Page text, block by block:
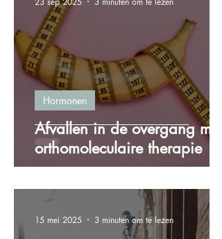
Afvallen in de overgang met
orthomoleculaire therapie
Hormonen
15 mei 2025 3 minuten om te lezen